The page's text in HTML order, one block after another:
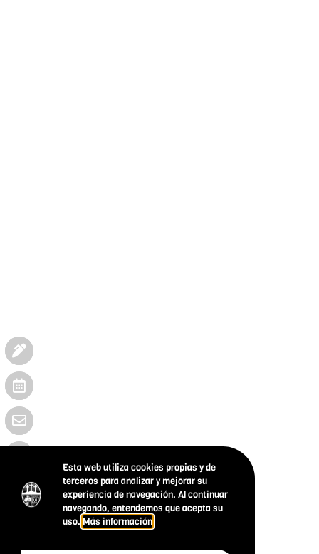
Esta web utiliza cookies propias y de
terceros para analizar y mejorar su
experiencia de navegación. Al continuar
navegando, entendemos que acepta su
uso. Más información